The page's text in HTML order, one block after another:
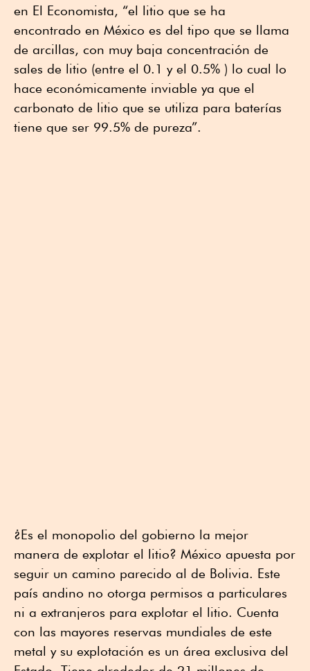
en El Economista, “el litio que se ha
encontrado en México es del tipo que se llama
de arcillas, con muy baja concentración de
sales de litio (entre el 0.1 y el 0.5% ) lo cual lo
hace económicamente inviable ya que el
carbonato de litio que se utiliza para baterías
tiene que ser 99.5% de pureza”.
¿Es el monopolio del gobierno la mejor
manera de explotar el litio? México apuesta por
seguir un camino parecido al de Bolivia. Este
país andino no otorga permisos a particulares
ni a extranjeros para explotar el litio. Cuenta
con las mayores reservas mundiales de este
metal y su explotación es un área exclusiva del